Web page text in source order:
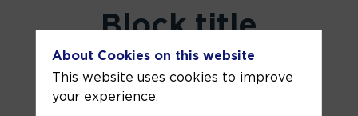
Block title
About Cookies on this website
This website uses cookies to improve
your experience.